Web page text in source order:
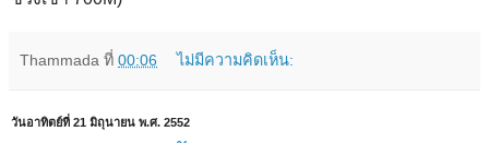
Thammada ที่ 00:06 ไม่มีความคิดเห็น:
วันอาทิตย์ที่ 21 มิถุนายน พ.ศ. 2552